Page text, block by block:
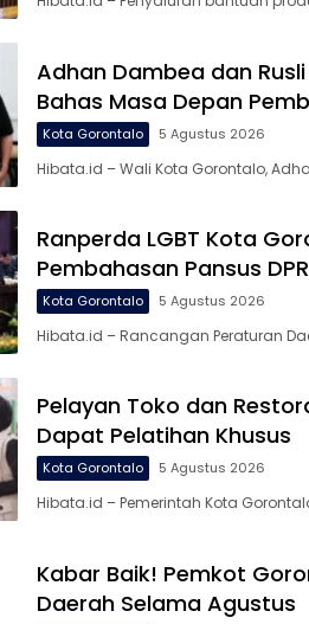
Adhan Dambea dan
Bahas Masa Depan
Kota Gorontalo 5 Agustus 2026
Hibata.id – Wali Kota Gorontalo,
Ranperda LGBT Kota
Pembahasan Pansus
Kota Gorontalo 5 Agustus 2026
Hibata.id – Rancangan Peraturan
Pelayan Toko dan
Dapat Pelatihan Khusus
Kota Gorontalo 5 Agustus 2026
Hibata.id – Pemerintah Kota
Kabar Baik! Pemkot
Daerah Selama Agustus